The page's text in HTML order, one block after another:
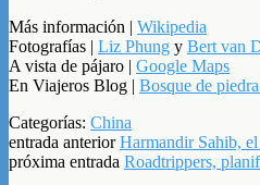
Más información | Wikipedia
Fotografías | Liz Phung y Bert van
A vista de pájaro | Google Maps
En Viajeros Blog | Bosque de
Categorías: China
entrada anteriorHarmandir Sahib,
próxima entrada Roadtrippers,